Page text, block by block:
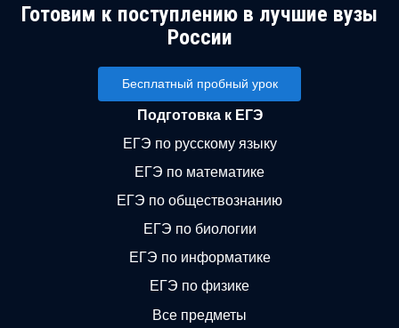
Готовим к поступлению в лучшие вузы
России
Бесплатный пробный урок
Подготовка к ЕГЭ
ЕГЭ по русскому языку
ЕГЭ по математике
ЕГЭ по обществознанию
ЕГЭ по биологии
ЕГЭ по информатике
ЕГЭ по физике
Все предметы